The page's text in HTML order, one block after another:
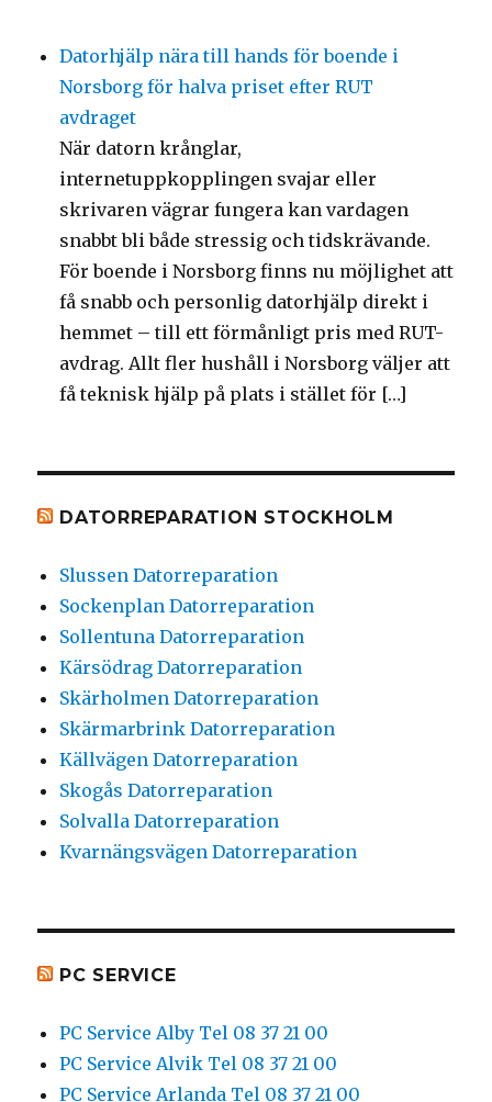
Datorhjälp nära till hands för boende i
Norsborg för halva priset efter RUT
avdraget
När datorn krånglar,
internetuppkopplingen svajar eller
skrivaren vägrar fungera kan vardagen
snabbt bli både stressig och tidskrävande.
För boende i Norsborg finns nu möjlighet att
få snabb och personlig datorhjälp direkt i
hemmet – till ett förmånligt pris med RUT-
avdrag. Allt fler hushåll i Norsborg väljer att
få teknisk hjälp på plats i stället för […]
DATORREPARATION STOCKHOLM
Slussen Datorreparation
Sockenplan Datorreparation
Sollentuna Datorreparation
Kärsödrag Datorreparation
Skärholmen Datorreparation
Skärmarbrink Datorreparation
Källvägen Datorreparation
Skogås Datorreparation
Solvalla Datorreparation
Kvarnängsvägen Datorreparation
PC SERVICE
PC Service Alby Tel 08 37 21 00
PC Service Alvik Tel 08 37 21 00
PC Service Arlanda Tel 08 37 21 00